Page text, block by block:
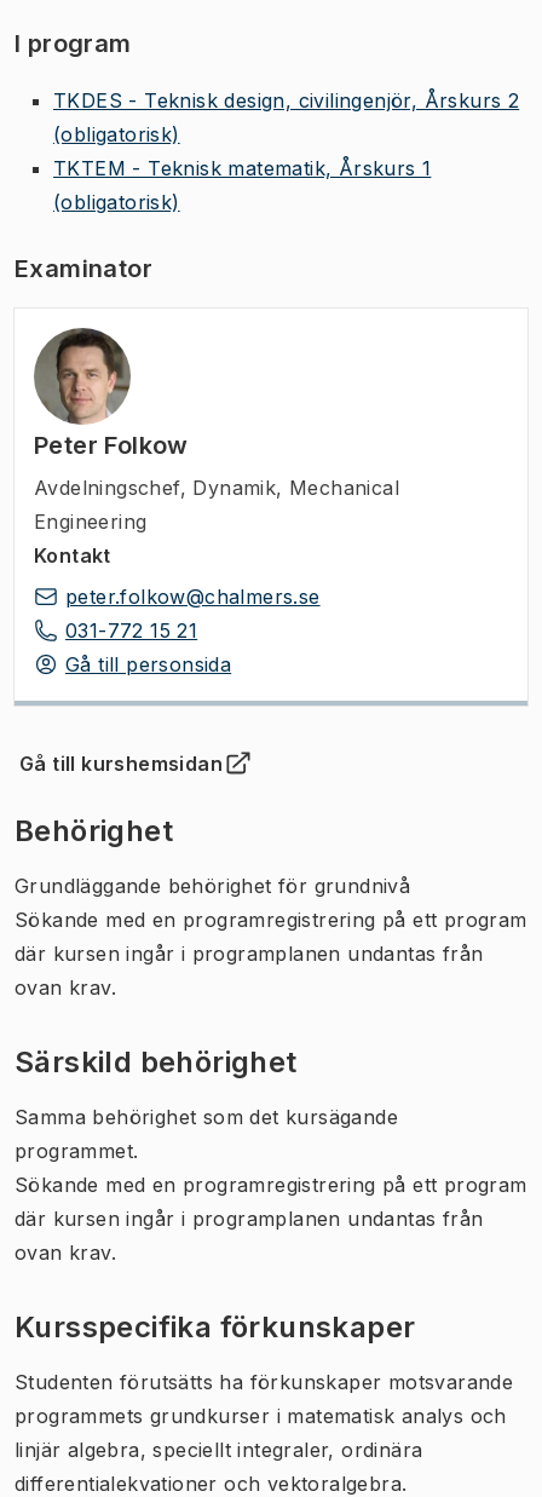
I program
TKDES - Teknisk design, civilingenjör, Årskurs 2
(obligatorisk)
TKTEM - Teknisk matematik, Årskurs 1
(obligatorisk)
Examinator
Peter Folkow
Avdelningschef, Dynamik, Mechanical
Engineering
Kontakt
peter.folkow@chalmers.se
031-772 15 21
Gå till personsida
Gå till kurshemsidan
(Öppnas i ny flik)
Behörighet
Grundläggande behörighet för grundnivå
Sökande med en programregistrering på ett program
där kursen ingår i programplanen undantas från
ovan krav.
Särskild behörighet
Samma behörighet som det kursägande
programmet.
Sökande med en programregistrering på ett program
där kursen ingår i programplanen undantas från
ovan krav.
Kursspecifika förkunskaper
Studenten förutsätts ha förkunskaper motsvarande
programmets grundkurser i matematisk analys och
linjär algebra, speciellt integraler, ordinära
differentialekvationer och vektoralgebra.